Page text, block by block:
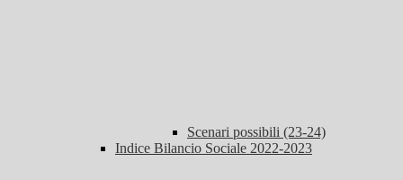
Scenari possibili (23-24)
Indice Bilancio Sociale 2022-2023